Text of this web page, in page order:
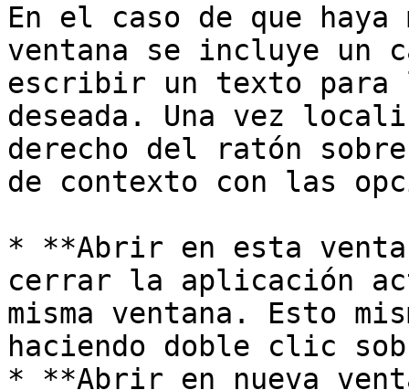
En el caso de que
ventana se incluye un
escribir un texto
deseada. Una vez
derecho del ratón
de contexto con las
* **Abrir en esta
cerrar la aplicación
misma ventana. Esto
haciendo doble clic
* **Abrir en nueva